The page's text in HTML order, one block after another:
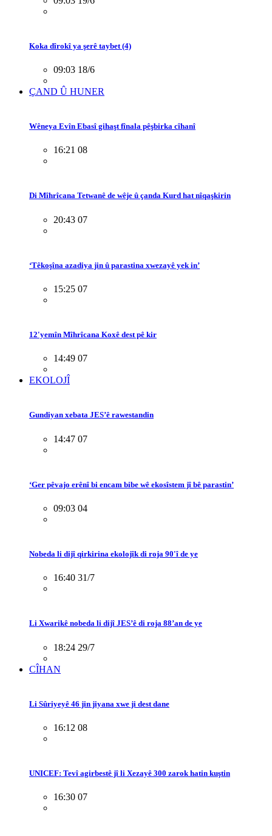
Koka dîrokî ya şerê taybet (4)
09:03 18/6
ÇAND Û HUNER
Wêneya Evîn Ebasî gihaşt fînala pêşbirka cîhanî
16:21 08
Di Mîhrîcana Tetwanê de wêje û çanda Kurd hat nîqaşkirin
20:43 07
‘Têkoşîna azadiya jin û parastina xwezayê yek in’
15:25 07
12'yemîn Mîhrîcana Koxê dest pê kir
14:49 07
EKOLOJÎ
Gundiyan xebata JES’ê rawestandin
14:47 07
‘Ger pêvajo erênî bi encam bibe wê ekosîstem jî bê parastin’
09:03 04
Nobeda li dijî qirkirina ekolojîk di roja 90'î de ye
16:40 31/7
Li Xwarikê nobeda li dijî JES’ê di roja 88’an de ye
18:24 29/7
CÎHAN
Li Sûriyeyê 46 jin jiyana xwe ji dest dane
16:12 08
UNICEF: Tevî agirbestê jî li Xezayê 300 zarok hatin kuştin
16:30 07